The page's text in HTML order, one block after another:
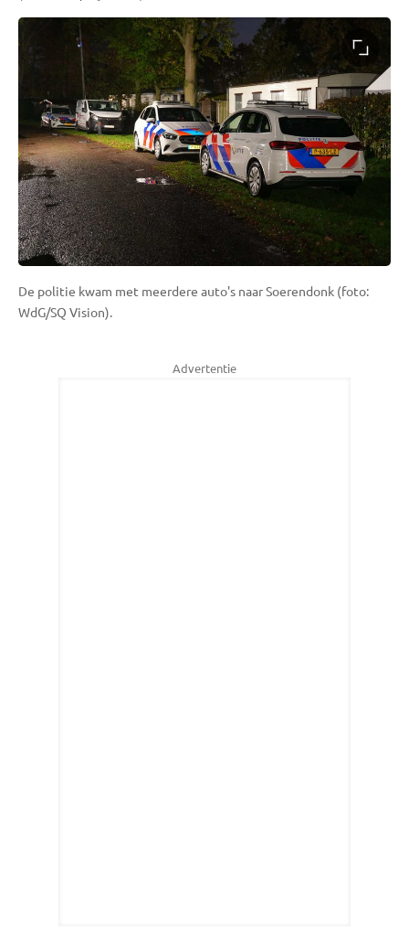
De politie kwam met meerdere auto's naar Soerendonk (foto:
WdG/SQ Vision).
Advertentie